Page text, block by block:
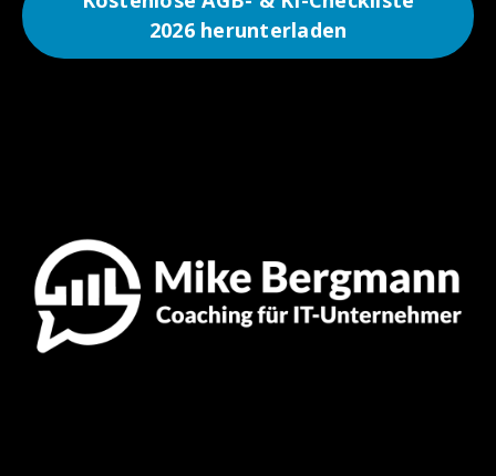
2026 herunterladen